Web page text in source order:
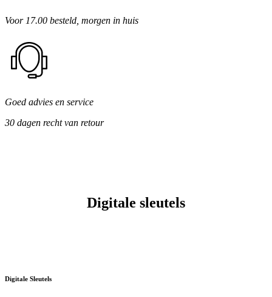
Voor 17.00 besteld, morgen in huis
Goed advies en service
30 dagen recht van retour
Digitale sleutels
Digitale Sleutels